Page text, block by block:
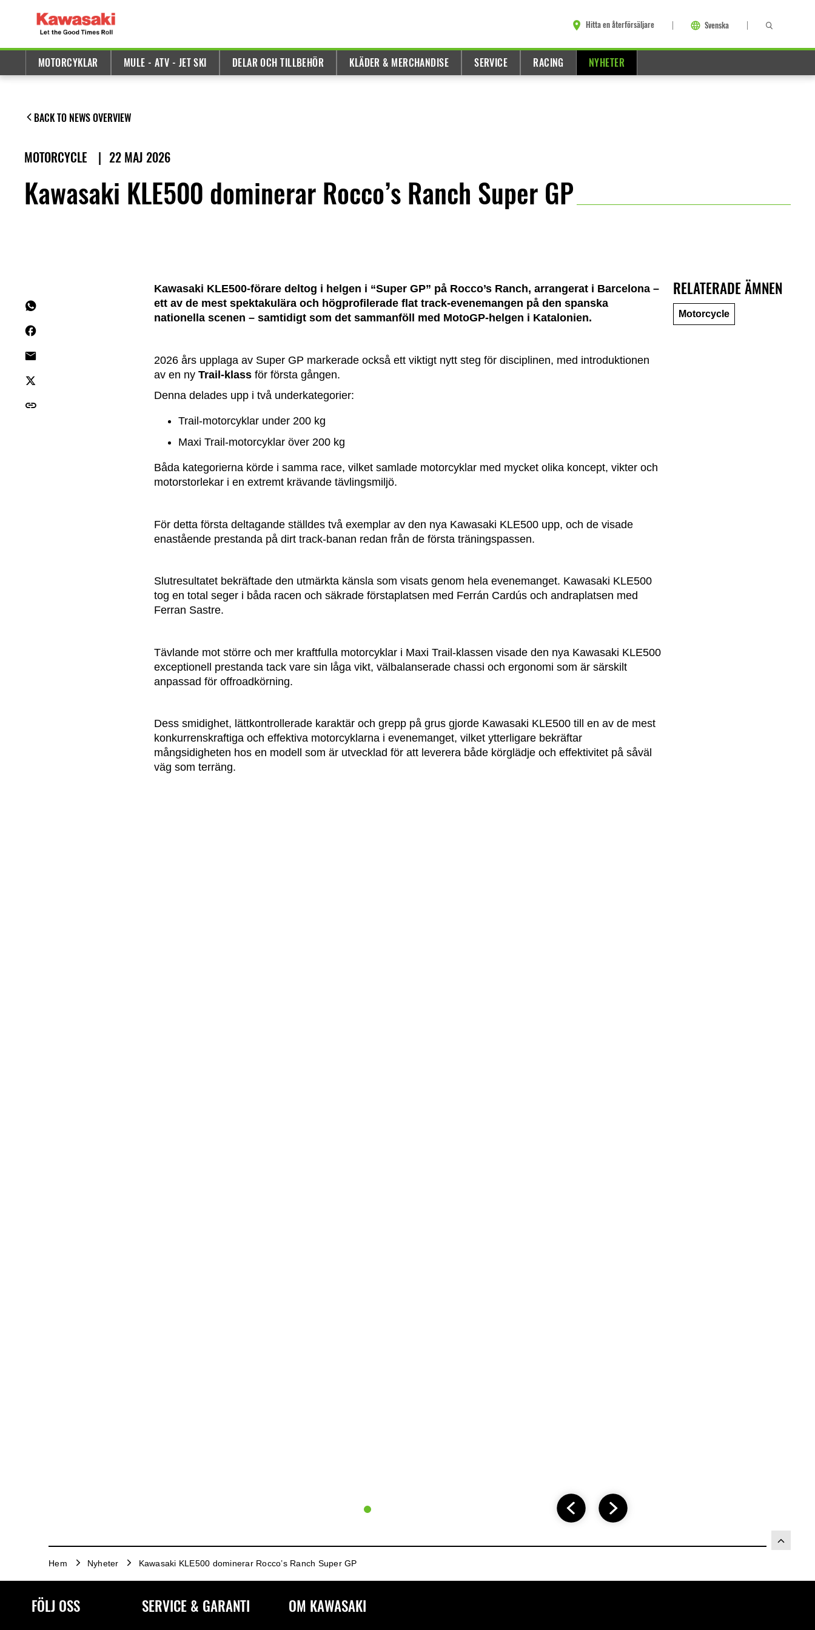
Hitta en återförsäljare Svenska
MOTORCYKLAR MULE - ATV - JET SKI DELAR OCH TILLBEHÖR KLÄDER & MERCHANDISE SERVICE RACING NYHETER
BACK TO NEWS OVERVIEW
MOTORCYCLE | 22 MAJ 2026
Kawasaki KLE500 dominerar Rocco’s Ranch Super GP
Kawasaki KLE500-förare deltog i helgen i “Super GP” på Rocco’s Ranch, arrangerat i Barcelona –
ett av de mest spektakulära och högprofilerade flat track-evenemangen på den spanska
nationella scenen – samtidigt som det sammanföll med MotoGP-helgen i Katalonien.
2026 års upplaga av Super GP markerade också ett viktigt nytt steg för disciplinen, med introduktionen
av en ny Trail-klass för första gången.
Denna delades upp i två underkategorier:
Trail-motorcyklar under 200 kg
Maxi Trail-motorcyklar över 200 kg
Båda kategorierna körde i samma race, vilket samlade motorcyklar med mycket olika koncept, vikter och
motorstorlekar i en extremt krävande tävlingsmiljö.
För detta första deltagande ställdes två exemplar av den nya Kawasaki KLE500 upp, och de visade
enastående prestanda på dirt track-banan redan från de första träningspassen.
Slutresultatet bekräftade den utmärkta känsla som visats genom hela evenemanget. Kawasaki KLE500
tog en total seger i båda racen och säkrade förstaplatsen med Ferrán Cardús och andraplatsen med
Ferran Sastre.
Tävlande mot större och mer kraftfulla motorcyklar i Maxi Trail-klassen visade den nya Kawasaki KLE500
exceptionell prestanda tack vare sin låga vikt, välbalanserade chassi och ergonomi som är särskilt
anpassad för offroadkörning.
Dess smidighet, lättkontrollerade karaktär och grepp på grus gjorde Kawasaki KLE500 till en av de mest
konkurrenskraftiga och effektiva motorcyklarna i evenemanget, vilket ytterligare bekräftar
mångsidigheten hos en modell som är utvecklad för att leverera både körglädje och effektivitet på såväl
väg som terräng.
RELATERADE ÄMNEN
Motorcycle
Hem Nyheter Kawasaki KLE500 dominerar Rocco’s Ranch Super GP
FÖLJ OSS SERVICE & GARANTI OM KAWASAKI